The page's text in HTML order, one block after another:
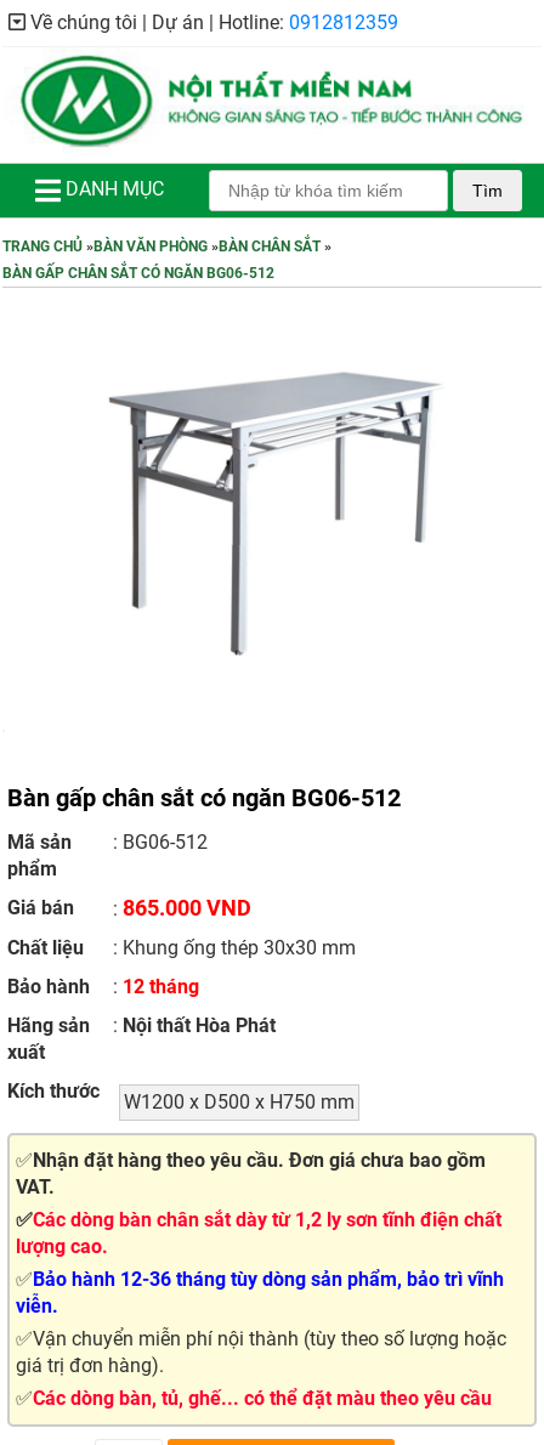
Về chúng tôi | Dự án | Hotline: 0912812359
DANH MỤC Tìm
TRANG CHỦ »BÀN VĂN PHÒNG »BÀN CHÂN SẮT»
BÀN GẤP CHÂN SẮT CÓ NGĂN BG06-512
Bàn gấp chân sắt có ngăn BG06-512
Mã sản
phẩm
: BG06-512
Giá bán :865.000 VND
Chất liệu
: Khung ống thép 30x30 mm
Bảo hành
: 12 tháng
Hãng sản
xuất
: Nội thất Hòa Phát
Kích thước W1200 x D500 x H750 mm
✅ Nhận đặt hàng theo yêu cầu. Đơn giá chưa bao gồm
VAT.
✅Các dòng bàn chân sắt dày từ 1,2 ly sơn tĩnh điện chất
lượng cao.
✅ Bảo hành 12-36 tháng tùy dòng sản phẩm, bảo trì vĩnh
viễn.
✅Vận chuyển miễn phí nội thành (tùy theo số lượng hoặc
giá trị đơn hàng).
✅Các dòng bàn, tủ, ghế... có thể đặt màu theo yêu cầu